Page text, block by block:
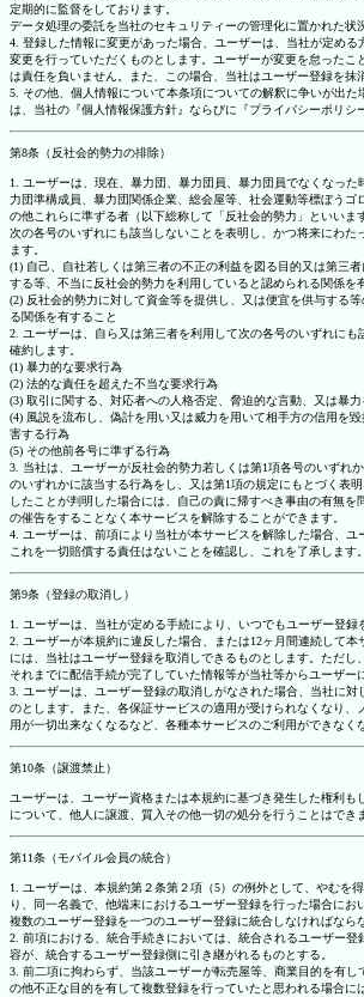
定期的に監督をしております。
データ処理の委託を当社のセキュリティーの管理化に置かれた状
4. 登録した情報に変更があった場合、ユーザーは、当社が定める
変更を行っていただくものとします。ユーザーが変更を怠ったこ
は責任を負いません。また、この場合、当社はユーザー登録を抹
5. その他、個人情報について本条項についての解釈に争いが出た
は、当社の『個人情報保護方針』ならびに『プライバシーポリシ
第8条（反社会的勢力の排除）
1. ユーザーは、現在、暴力団、暴力団員、暴力団員でなくなった
力団準構成員、暴力団関係企業、総会屋等、社会運動等標ぼうゴ
の他これらに準ずる者（以下総称して「反社会的勢力」といいま
次の各号のいずれにも該当しないことを表明し、かつ将来にわた
ます。
(1) 自己、自社若しくは第三者の不正の利益を図る目的又は第三
する等、不当に反社会的勢力を利用していると認められる関係を
(2) 反社会的勢力に対して資金等を提供し、又は便宜を供与する
る関係を有すること
2. ユーザーは、自ら又は第三者を利用して次の各号のいずれにも
確約します。
(1) 暴力的な要求行為
(2) 法的な責任を超えた不当な要求行為
(3) 取引に関する、対応者への人格否定、脅迫的な言動、又は暴
(4) 風説を流布し、偽計を用い又は威力を用いて相手方の信用を
害する行為
(5) その他前各号に準ずる行為
3. 当社は、ユーザーが反社会的勢力若しくは第1項各号のいずれ
のいずれかに該当する行為をし、又は第1項の規定にもとづく表
したことが判明した場合には、自己の責に帰すべき事由の有無を
の催告をすることなく本サービスを解除することができます。
4. ユーザーは、前項により当社が本サービスを解除した場合、ユ
これを一切賠償する責任はないことを確認し、これを了承します。
第9条（登録の取消し）
1. ユーザーは、当社が定める手続により、いつでもユーザー登録
2. ユーザーが本規約に違反した場合、または12ヶ月間連続して
には、当社はユーザー登録を取消しできるものとします。ただし
それまでに配信手続が完了していた情報等が当社等からユーザー
3. ユーザーは、ユーザー登録の取消しがなされた場合、当社に対
のとします。また、各保証サービスの適用が受けられなくなり、
用が一切出来なくなるなど、各種本サービスのご利用ができなく
第10条（譲渡禁止）
ユーザーは、ユーザー資格または本規約に基づき発生した権利も
について、他人に譲渡、質入その他一切の処分を行うことはでき
第11条（モバイル会員の統合）
1. ユーザーは、本規約第２条第２項（5）の例外として、やむを
り、同一名義で、他端末におけるユーザー登録を行った場合にお
複数のユーザー登録を一つのユーザー登録に統合しなければなら
2. 前項における、統合手続きにおいては、統合されるユーザー登
容が、統合するユーザー登録側に引き継がれるものとする。
3. 前二項に拘わらず、当該ユーザーが転売屋等、商業目的を有し
の他不正な目的を有して複数登録を行っていたと思われる場合に